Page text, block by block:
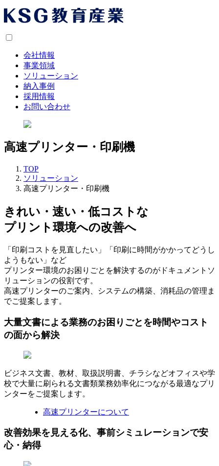
会社情報
事業領域
ソリューション
納入事例
採用情報
お問い合わせ
高速プリンター・印刷機
TOP
ソリューション
高速プリンター・印刷機
きれい・速い・低コストな
プリント環境への改善へ
「印刷コストを見直したい」「印刷に時間がかかってどうし
ようもない」など
プリンター環境のお困りごとを解決するのがドキュメントソ
リューションの役割です。
高速プリンターのご案内、システムの構築、消耗品の管理ま
でご提案します。
大量文書による業務のお困りごとを時間やコスト
の面から解決
ビジネス文書、教材、取扱説明書、チラシなどオフィスや学
校で大量に刷られる文書類業務効率化につながる最適なプリ
ンターをご提案します。
高速プリンターについて
改善効果を見える化、事前シミュレーションで安
心・納得